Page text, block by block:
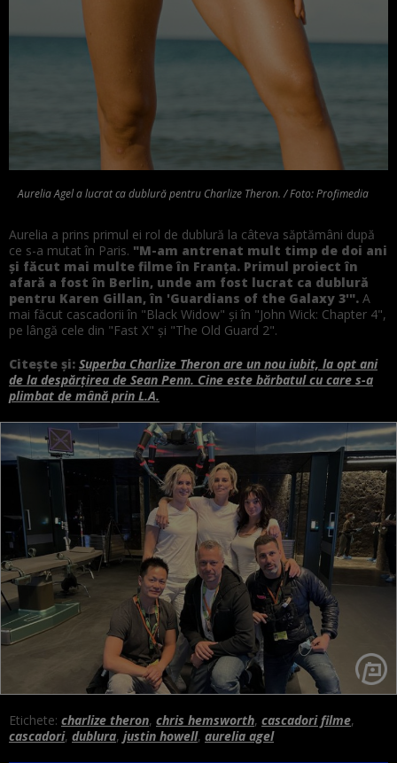
Aurelia Agel a lucrat ca dublură pentru Charlize Theron. / Foto: Profimedia
Aurelia a prins primul ei rol de dublură la câteva săptămâni după
ce s-a mutat în Paris. "M-am antrenat mult timp de doi ani
și făcut mai multe filme în Franța. Primul proiect în
afară a fost în Berlin, unde am fost lucrat ca dublură
pentru Karen Gillan, în 'Guardians of the Galaxy 3'". A
mai făcut cascadorii în "Black Widow" și în "John Wick: Chapter 4",
pe lângă cele din "Fast X" și "The Old Guard 2".
Citește și: Superba Charlize Theron are un nou iubit, la opt ani
de la despărțirea de Sean Penn. Cine este bărbatul cu care s-a
plimbat de mână prin L.A.
Etichete: charlize theron, chris hemsworth, cascadori filme,
cascadori, dublura, justin howell, aurelia agel